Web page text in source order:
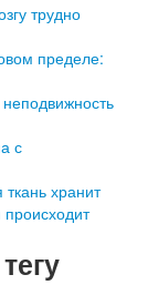
трудно
пределе:
с
хранит